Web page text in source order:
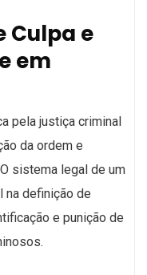
Culpa e
em
pela justiça criminal
da ordem e
sistema legal de um
na definição de
e punição de